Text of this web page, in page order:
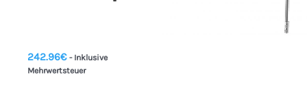
242.96€ - Inklusive
Mehrwertsteuer